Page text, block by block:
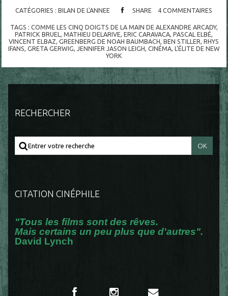
CATÉGORIES : BILAN DE L'ANNEE SHARE 4 COMMENTAIRES
TAGS : COMME LES CINQ DOIGTS DE LA MAIN DE ALEXANDRE ARCADY,
PATRICK BRUEL
,MATHIEU DELARIVE ,ERIC CARAVACA ,PASCAL ELBÉ
VINCENT ELBAZ ,GREENBERG DE NOAH BAUMBACH ,BEN STILLER ,RHYS
IFANS GRETA GERWIG JENNIFER JASON LEIGH CINÉMA, L'ÉLITE DE NEW
YORK
RECHERCHER
CITATION CINÉPHILE
"Tous les films sont des rêves.
Mais certains un peu plus que d'autres".
David Lynch